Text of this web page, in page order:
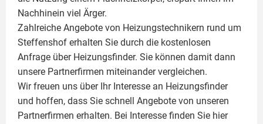
Nachhinein viel Ärger.
Zahlreiche Angebote von Heizungstechnikern rund um
Steffenshof erhalten Sie durch die kostenlosen
Anfrage über Heizungsfinder. Sie können damit dann
unsere Partnerfirmen miteinander vergleichen.
Wir freuen uns über Ihr Interesse an Heizungsfinder
und hoffen, dass Sie schnell Angebote von unseren
Partnerfirmen erhalten. Bei Interesse finden Sie hier